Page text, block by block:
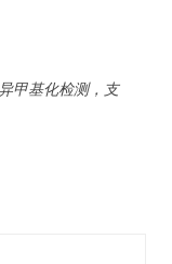
甲基化检测，支